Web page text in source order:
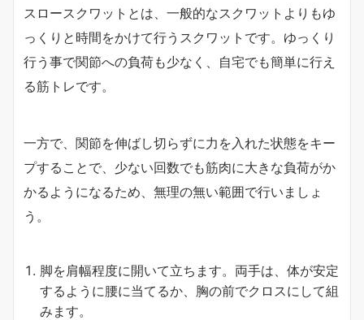
スロースクワットとは、一般的なスクワットよりもゆ
っくりと時間をかけて行うスクワットです。ゆっくり
行う事で関節への負荷も少なく、自宅でも簡単に行え
る筋トレです。
一方で、関節を伸ばし切らずに力を入れた状態をキー
プすることで、少ない回数でも筋肉に大きな負荷がか
かるようになるため、無理の無い範囲で行いましょ
う。
脚を肩幅程度に開いて立ちます。両手は、体が安定
するように腰に当てるか、胸の前でクロスにして組
みます。